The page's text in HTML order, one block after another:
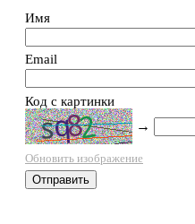
Имя
Email
Код с картинки
→
Обновить изображение